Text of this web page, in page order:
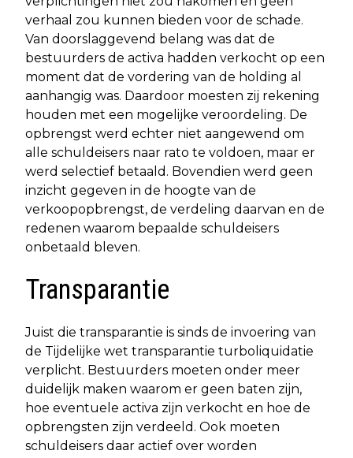
verhaal zou kunnen bieden voor de schade.
Van doorslaggevend belang was dat de
bestuurders de activa hadden verkocht op een
moment dat de vordering van de holding al
aanhangig was. Daardoor moesten zij rekening
houden met een mogelijke veroordeling. De
opbrengst werd echter niet aangewend om
alle schuldeisers naar rato te voldoen, maar er
werd selectief betaald. Bovendien werd geen
inzicht gegeven in de hoogte van de
verkoopopbrengst, de verdeling daarvan en de
redenen waarom bepaalde schuldeisers
onbetaald bleven.
Transparantie
Juist die transparantie is sinds de invoering van
de Tijdelijke wet transparantie turboliquidatie
verplicht. Bestuurders moeten onder meer
duidelijk maken waarom er geen baten zijn,
hoe eventuele activa zijn verkocht en hoe de
opbrengsten zijn verdeeld. Ook moeten
schuldeisers daar actief over worden